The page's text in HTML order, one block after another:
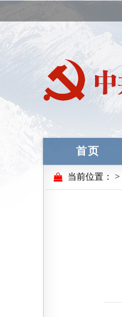
首页
当前位置： >